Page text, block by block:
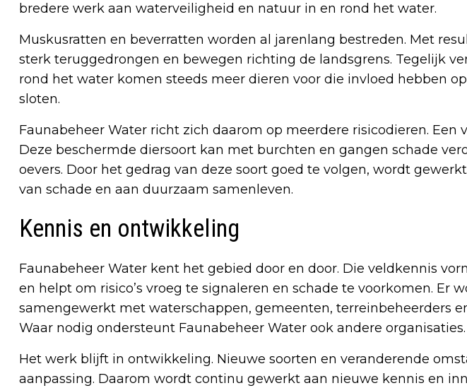
bredere werk aan waterveiligheid en natuur in en rond het water.
Muskusratten en beverratten worden al jarenlang bestreden. Met
sterk teruggedrongen en bewegen richting de landsgrens. Tegelijk
rond het water komen steeds meer dieren voor die invloed hebben
sloten.
Faunabeheer Water richt zich daarom op meerdere risicodieren. Een
Deze beschermde diersoort kan met burchten en gangen schade
oevers. Door het gedrag van deze soort goed te volgen, wordt
van schade en aan duurzaam samenleven.
Kennis en ontwikkeling
Faunabeheer Water kent het gebied door en door. Die veldkennis
en helpt om risico’s vroeg te signaleren en schade te voorkomen. Er
samengewerkt met waterschappen, gemeenten, terreinbeheerders
Waar nodig ondersteunt Faunabeheer Water ook andere organisaties.
Het werk blijft in ontwikkeling. Nieuwe soorten en veranderende
aanpassing. Daarom wordt continu gewerkt aan nieuwe kennis en